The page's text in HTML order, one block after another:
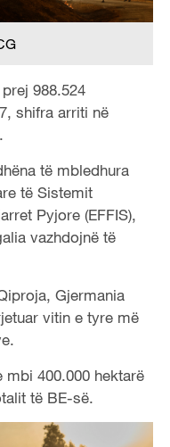
988.524
shifra arriti në
të mbledhura
të Sistemit
Pyjore (EFFIS),
vazhdojnë të
Gjermania
vitin e tyre më
400.000 hektarë
të BE-së.